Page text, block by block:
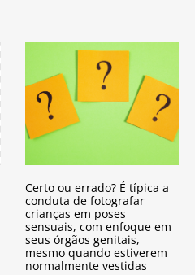
Certo ou errado? É típica a
conduta de fotografar
crianças em poses
sensuais, com enfoque em
seus órgãos genitais,
mesmo quando estiverem
normalmente vestidas